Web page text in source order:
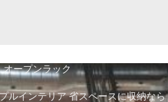
オープンラック
ルインテリア 省スペースに収納なら